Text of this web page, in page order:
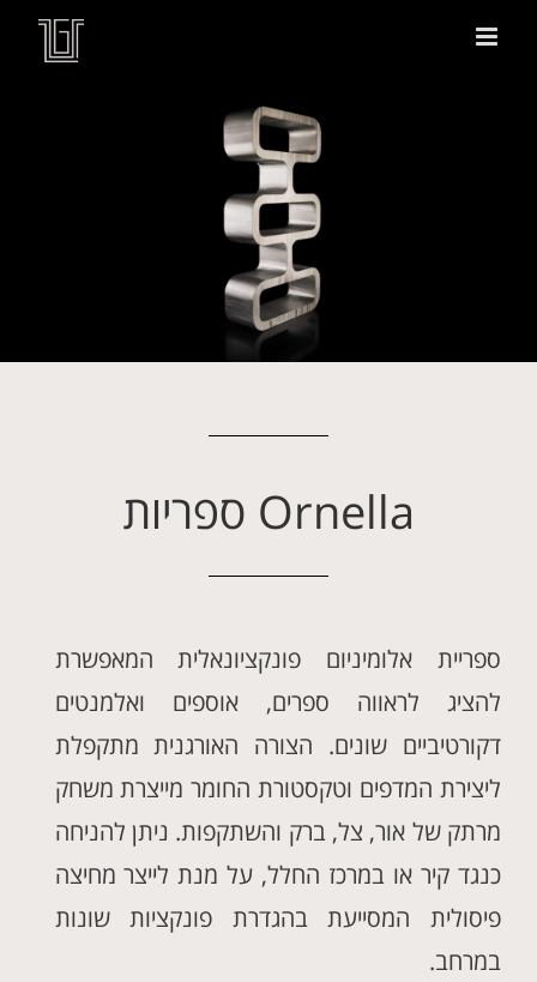
Ornella ספריות
ספריית אלומיניום פונקציונאלית המאפשרת
להציג לראווה ספרים, אוספים ואלמנטים
דקורטיביים שונים. הצורה האורגנית מתקפלת
ליצירת המדפים וטקסטורת החומר מייצרת משחק
מרתק של אור, צל, ברק והשתקפות. ניתן להניחה
כנגד קיר או במרכז החלל, על מנת לייצר מחיצה
פיסולית המסייעת בהגדרת פונקציות שונות
במרחב.